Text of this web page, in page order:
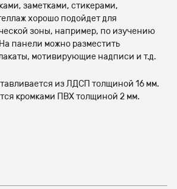
заметками, стикерами,
хорошо подойдет для
зоны, например, по изучению
панели можно разместить
мотивирующие надписи и т.д.
из ЛДСП толщиной 16 мм.
кромками ПВХ толщиной 2 мм.